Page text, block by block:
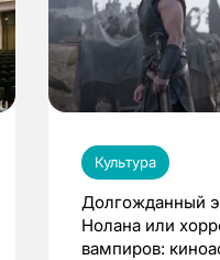
Культура
Долгожданный
Нолана или
вампиров: